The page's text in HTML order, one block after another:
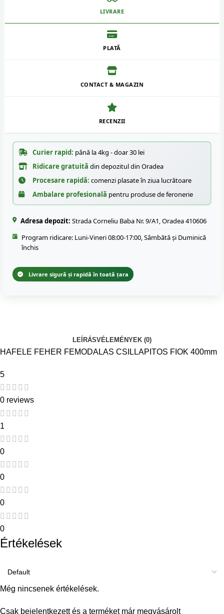
LIVRARE
PLATĂ
CONTACT & MAGAZIN
RECENZII
Curier rapid: până la 4kg - doar 30 lei
Ridicare gratuită din depozitul din Oradea
Procesare rapidă: comenzi plasate în ziua lucrătoare
Ambalare profesională pentru produse de feronerie
Adresa depozit: Strada Corneliu Baba Nr. 9/A1, Oradea 410606
Program ridicare: Luni-Vineri 08:00-17:00, Sâmbătă și Duminică
închis
Livrare sigură și rapidă în toată țara
LEÍRÁSVÉLEMÉNYEK (0)
HAFELE FEHER FEMODALAS CSILLAPITOS FIOK 400mm
5
0 reviews
1
0
0
0
0
Értékelések
Még nincsenek értékelések.
Csak bejelentkezett és a terméket már megvásárolt